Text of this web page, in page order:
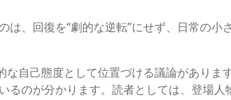
、回復を“劇的な逆転”にせず、日常の
自己態度として位置づける議論があり
のが分かります。読者としては、登場